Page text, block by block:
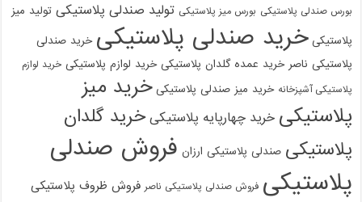
بورس صندلی پلاستیکی بورس میز پلاستیکی تولید صندلی پلاستیکی تولید میز
پلاستیکی خرید صندلی پلاستیکی خرید صندلی
پلاستیکی ناصر خرید عمده گلدان پلاستیکی خرید لوازم پلاستیکی خرید لوازم
پلاستیکی آشپزخانه خرید میز صندلی پلاستیکی خرید میز
پلاستیکی خرید چهارپایه پلاستیکی خرید گلدان
پلاستیکی صندلی پلاستیکی ارزان فروش صندلی
پلاستیکی فروش صندلی پلاستیکی ناصر فروش ظروف پلاستیکی